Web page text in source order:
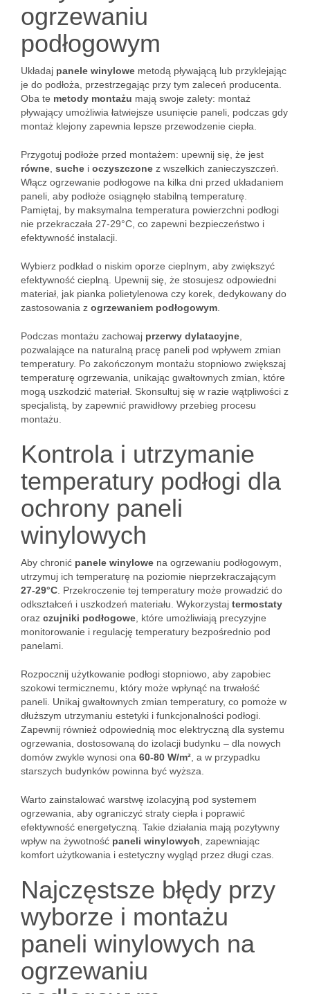
ogrzewaniu
podłogowym
Układaj panele winylowe metodą pływającą lub przyklejając
je do podłoża, przestrzegając przy tym zaleceń producenta.
Oba te metody montażu mają swoje zalety: montaż
pływający umożliwia łatwiejsze usunięcie paneli, podczas gdy
montaż klejony zapewnia lepsze przewodzenie ciepła.
Przygotuj podłoże przed montażem: upewnij się, że jest
równe suche i oczyszczone z wszelkich zanieczyszczeń.
Włącz ogrzewanie podłogowe na kilka dni przed układaniem
paneli, aby podłoże osiągnęło stabilną temperaturę.
Pamiętaj, by maksymalna temperatura powierzchni podłogi
nie przekraczała 27-29°C, co zapewni bezpieczeństwo i
efektywność instalacji.
Wybierz podkład o niskim oporze cieplnym, aby zwiększyć
efektywność cieplną. Upewnij się, że stosujesz odpowiedni
materiał, jak pianka polietylenowa czy korek, dedykowany do
zastosowania z ogrzewaniem podłogowym
Podczas montażu zachowaj przerwy dylatacyjne
pozwalające na naturalną pracę paneli pod wpływem zmian
temperatury. Po zakończonym montażu stopniowo zwiększaj
temperaturę ogrzewania, unikając gwałtownych zmian, które
mogą uszkodzić materiał. Skonsultuj się w razie wątpliwości z
specjalistą, by zapewnić prawidłowy przebieg procesu
montażu.
Kontrola i utrzymanie
temperatury podłogi dla
ochrony paneli
winylowych
Aby chronić panele winylowe na ogrzewaniu podłogowym,
utrzymuj ich temperaturę na poziomie nieprzekraczającym
27-29°C . Przekroczenie tej temperatury może prowadzić do
odkształceń i uszkodzeń materiału. Wykorzystaj termostaty
oraz czujniki podłogowe , które umożliwiają precyzyjne
monitorowanie i regulację temperatury bezpośrednio pod
panelami.
Rozpocznij użytkowanie podłogi stopniowo, aby zapobiec
szokowi termicznemu, który może wpłynąć na trwałość
paneli. Unikaj gwałtownych zmian temperatury, co pomoże w
dłuższym utrzymaniu estetyki i funkcjonalności podłogi.
Zapewnij również odpowiednią moc elektryczną dla systemu
ogrzewania, dostosowaną do izolacji budynku – dla nowych
domów zwykle wynosi ona 60-80 W/m² , a w przypadku
starszych budynków powinna być wyższa.
Warto zainstalować warstwę izolacyjną pod systemem
ogrzewania, aby ograniczyć straty ciepła i poprawić
efektywność energetyczną. Takie działania mają pozytywny
wpływ na żywotność paneli winylowych , zapewniając
komfort użytkowania i estetyczny wygląd przez długi czas.
Najczęstsze błędy przy
wyborze i montażu
paneli winylowych na
ogrzewaniu